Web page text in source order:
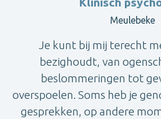
Meulebeke
Je kunt bij mij terecht
bezighoudt, van
beslommeringen tot
overspoelen. Soms heb je
gesprekken, op andere